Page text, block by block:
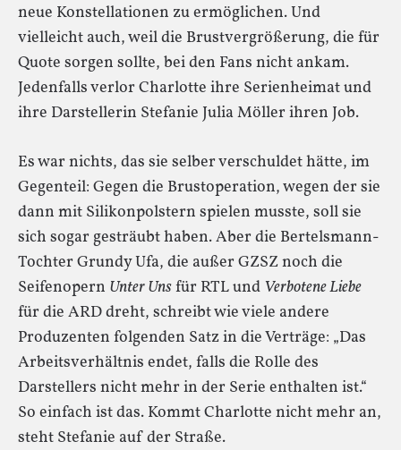
neue Konstellationen zu ermöglichen. Und
vielleicht auch, weil die Brustvergrößerung, die für
Quote sorgen sollte, bei den Fans nicht ankam.
Jedenfalls verlor Charlotte ihre Serienheimat und
ihre Darstellerin Stefanie Julia Möller ihren Job.
Es war nichts, das sie selber verschuldet hätte, im
Gegenteil: Gegen die Brustoperation, wegen der sie
dann mit Silikonpolstern spielen musste, soll sie
sich sogar gesträubt haben. Aber die Bertelsmann-
Tochter Grundy Ufa, die außer GZSZ noch die
Seifenopern Unter Unsfür RTL und Verbotene Liebe
für die ARD dreht, schreibt wie viele andere
Produzenten folgenden Satz in die Verträge: „Das
Arbeitsverhältnis endet, falls die Rolle des
Darstellers nicht mehr in der Serie enthalten ist.“
So einfach ist das. Kommt Charlotte nicht mehr an,
steht Stefanie auf der Straße.